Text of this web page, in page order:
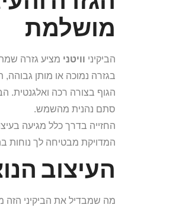
מושלמת
הביקיני וויטני מציע גזרה
בגזרה נמוכה או מותן גבוהה,
הגוף בצורה רכה ואלגנטית.
סתם נהנית מהשמש.
החזייה בדרך כלל מגיעה
המדויקת מבטיחה לך נוחות
העיצוב
מה שמבדיל את הביקיני הזה